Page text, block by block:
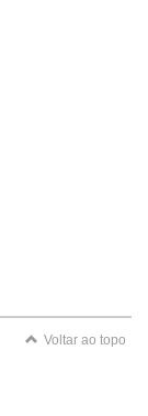
Voltar ao topo